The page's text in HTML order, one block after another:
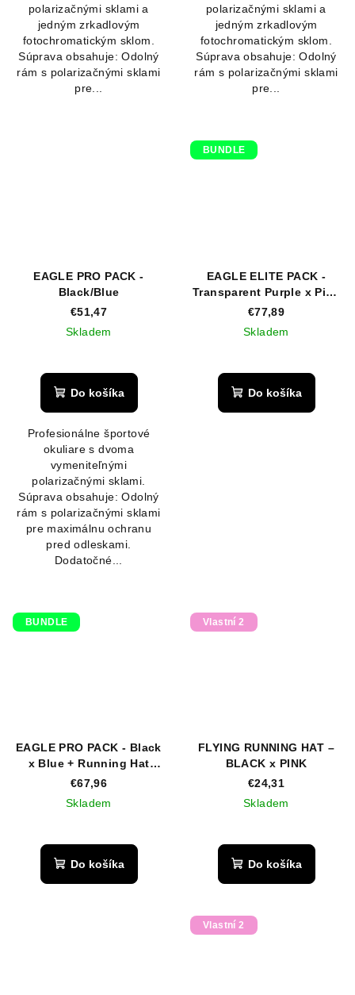
polarizačnými sklami a
jedným zrkadlovým
fotochromatickým sklom.
Súprava obsahuje: Odolný
rám s polarizačnými sklami
pre...
polarizačnými sklami a
jedným zrkadlovým
fotochromatickým sklom.
Súprava obsahuje: Odolný
rám s polarizačnými sklami
pre...
EAGLE PRO PACK -
Black/Blue
€51,47
Skladem
Do košíka
Profesionálne športové
okuliare s dvoma
vymeniteľnými
polarizačnými sklami.
Súprava obsahuje: Odolný
rám s polarizačnými sklami
pre maximálnu ochranu
pred odleskami.
Dodatočné...
BUNDLE
EAGLE ELITE PACK -
Transparent Purple x Pink
+ Running Hat (Bundle)
€77,89
Skladem
Do košíka
BUNDLE
EAGLE PRO PACK - Black
x Blue + Running Hat
(Bundle)
€67,96
Skladem
Do košíka
Vlastní 2
FLYING RUNNING HAT –
BLACK x PINK
€24,31
Skladem
Do košíka
Vlastní 2